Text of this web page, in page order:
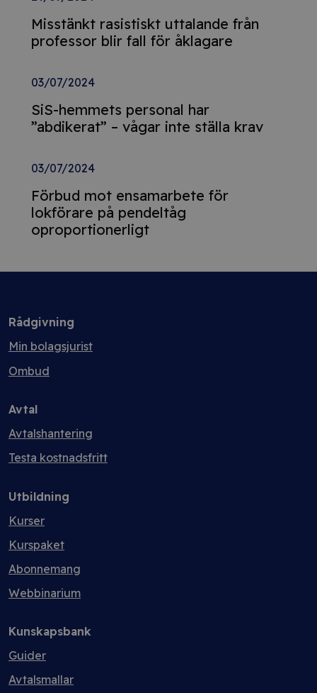
Misstänkt rasistiskt uttalande från
professor blir fall för åklagare
03/07/2024
SiS-hemmets personal har
”abdikerat” – vågar inte ställa krav
03/07/2024
Förbud mot ensamarbete för
lokförare på pendeltåg
oproportionerligt
Rådgivning
Min bolagsjurist
Ombud
Avtal
Avtalshantering
Testa kostnadsfritt
Utbildning
Kurser
Kurspaket
Abonnemang
Webbinarium
Kunskapsbank
Guider
Avtalsmallar